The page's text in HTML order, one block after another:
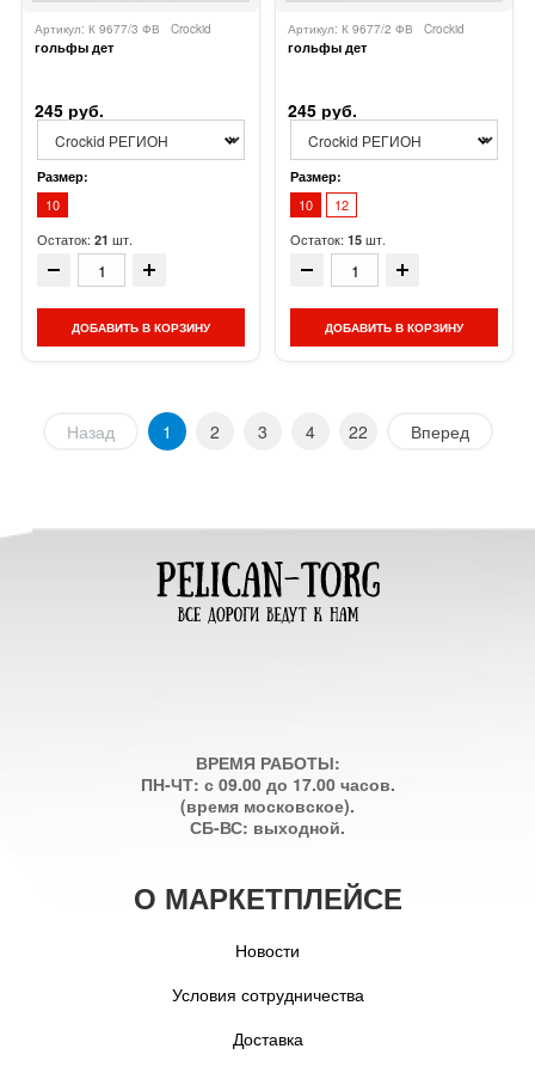
гольфы дет
Артикул: К 9677/3 ФВ Crockid
245 руб.
Размер:
10
Остаток: 21 шт.
ДОБАВИТЬ В КОРЗИНУ
гольфы дет
Артикул: К 9677/2 ФВ Crockid
245 руб.
Размер:
10
12
Остаток: 15 шт.
ДОБАВИТЬ В КОРЗИНУ
Назад 1 2 3 4 22 Вперед
ВРЕМЯ РАБОТЫ:
ПН-ЧТ: с 09.00 до 17.00 часов.
(время московское).
СБ-ВС: выходной.
О МАРКЕТПЛЕЙСЕ
Новости
Условия сотрудничества
Доставка